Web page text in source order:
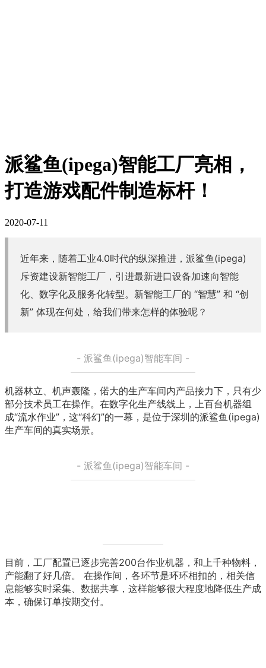
派鲨鱼(ipega)智能工厂亮相，
打造游戏配件制造标杆！
2020-07-11
近年来，随着工业4.0时代的纵深推进，派鲨鱼(ipega)
斥资建设新智能工厂，引进最新进口设备加速向智能
化、数字化及服务化转型。新智能工厂的 “智慧” 和 “创
新” 体现在何处，给我们带来怎样的体验呢？
- 派鲨鱼(ipega)智能车间 -
机器林立、机声轰隆，偌大的生产车间内产品接力下，只有少
部分技术员工在操作。在数字化生产线线上，上百台机器组
成“流水作业”，这“科幻”的一幕，是位于深圳的派鲨鱼(ipega)
生产车间的真实场景。
- 派鲨鱼(ipega)智能车间 -
目前，工厂配置已逐步完善200台作业机器，和上千种物料，
产能翻了好几倍。 在操作间，各环节是环环相扣的，相关信
息能够实时采集、数据共享，这样能够很大程度地降低生产成
本，确保订单按期交付。